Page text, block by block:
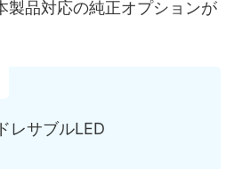
製品対応の純正オプションが
レサブルLED